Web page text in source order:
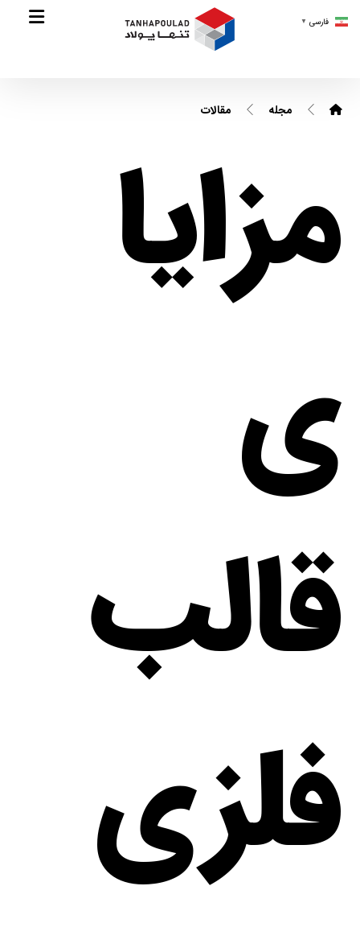
مجله مقالات
مزایا
ی
قالب
فلزی
فارسی ▼